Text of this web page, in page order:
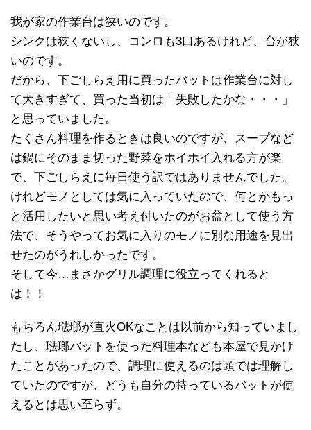
我が家の作業台は狭いのです。
シンクは狭くないし、コンロも3口あるけれど、台が狭
いのです。
だから、下ごしらえ用に買ったバットは作業台に対し
て大きすぎて、買った当初は「失敗したかな・・・」
と思っていました。
たくさん料理を作るときは良いのですが、スープなど
は鍋にそのまま切った野菜をホイホイ入れる方が楽
で、下ごしらえに毎日使う訳ではありませんでした。
けれどモノとしては気に入っていたので、何とかもっ
と活用したいと思い考え付いたのがお盆として使う方
法で、そうやってお気に入りのモノに別な用途を見出
せたのがうれしかったです。
そして今…まさかグリル調理に役立ってくれると
は！！
もちろん琺瑯が直火OKなことは以前から知っていまし
たし、琺瑯バットを使った料理本なども本屋で見かけ
たことがあったので、調理に使えるのは頭では理解し
ていたのですが、どうも自分の持っているバットが使
えるとは思い至らず。